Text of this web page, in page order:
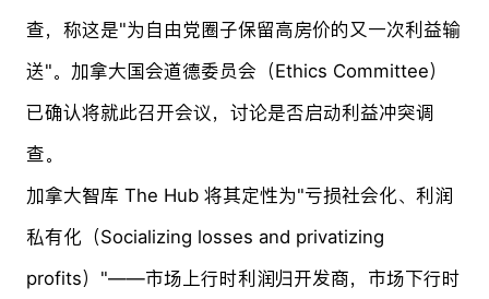
查，称这是"为自由党圈子保留高房价的又一次利益输
送"。加拿大国会道德委员会（Ethics Committee）
已确认将就此召开会议，讨论是否启动利益冲突调
查。
加拿大智库 The Hub 将其定性为"亏损社会化、利润
私有化（Socializing losses and privatizing
profits）"——市场上行时利润归开发商，市场下行时